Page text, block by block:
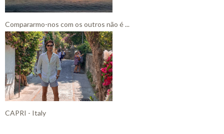
Compararmo-nos com os outros não é ...
CAPRI - Italy